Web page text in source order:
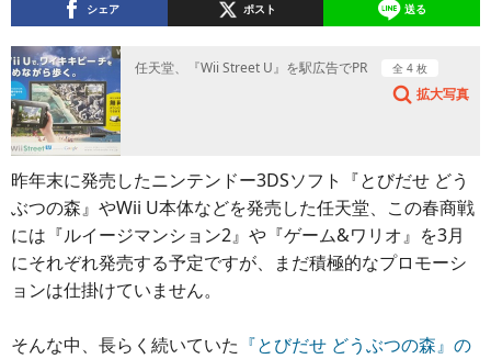
シェア ポスト 送る
任天堂、『Wii Street U』を駅広告でPR 全 4 枚
拡大写真
昨年末に発売したニンテンドー3DSソフト『とびだせ どう
ぶつの森』やWii U本体などを発売した任天堂、この春商戦
には『ルイージマンション2』や『ゲーム&ワリオ』を3月
にそれぞれ発売する予定ですが、まだ積極的なプロモーシ
ョンは仕掛けていません。
そんな中、長らく続いていた 『とびだせ どうぶつの森』の